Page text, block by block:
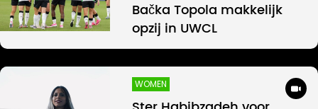
Bačka Topola makkelijk
opzij in UWCL
WOMEN